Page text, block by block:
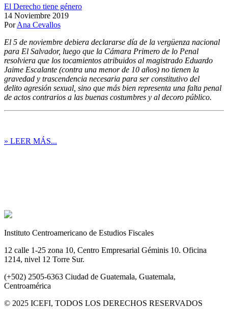
El Derecho tiene género
14 Noviembre 2019
PorAna Cevallos
El 5 de noviembre debiera declararse día de la vergüenza nacional
para El Salvador, luego que la Cámara Primero de lo Penal
resolviera que los tocamientos atribuidos al magistrado Eduardo
Jaime Escalante (contra una menor de 10 años) no tienen la
gravedad y trascendencia necesaria para ser constitutivo del
delito agresión sexual, sino que más bien representa una falta penal
de actos contrarios a las buenas costumbres y al decoro público.
» LEER MÁS...
Instituto Centroamericano de Estudios Fiscales
12 calle 1-25 zona 10, Centro Empresarial Géminis 10. Oficina
1214, nivel 12 Torre Sur.
(+502) 2505-6363 Ciudad de Guatemala, Guatemala,
Centroamérica
© 2025 ICEFI, TODOS LOS DERECHOS RESERVADOS